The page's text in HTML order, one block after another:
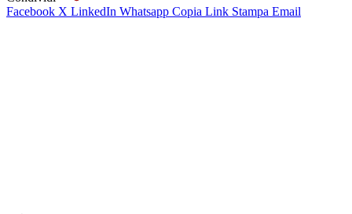
Facebook X LinkedIn Whatsapp Copia Link Stampa Email